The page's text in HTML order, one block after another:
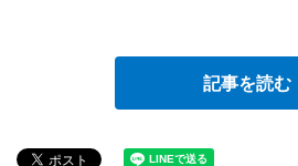
記事を読む